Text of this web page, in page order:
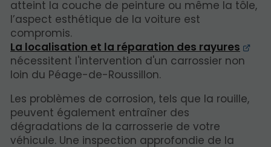
atteint la couche de peinture ou même la tôle,
l’aspect esthétique de la voiture est
compromis.
La localisation et la réparation des rayures
nécessitent l'intervention d'un carrossier non
loin du Péage-de-Roussillon.
Les problèmes de corrosion, tels que la rouille,
peuvent également entraîner des
dégradations de la carrosserie de votre
véhicule. Une inspection approfondie de la